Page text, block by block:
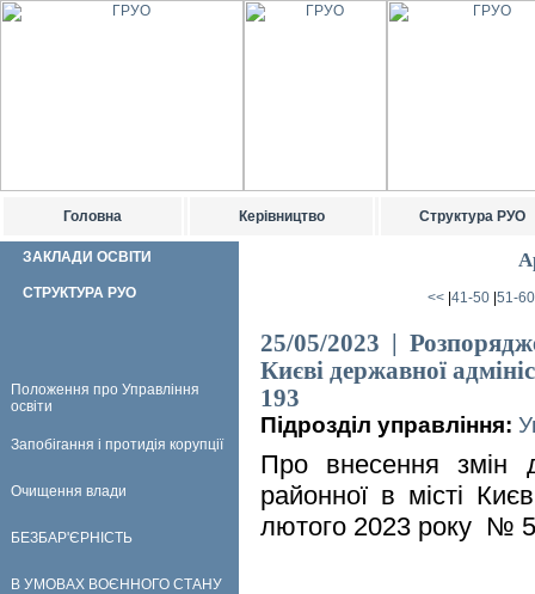
Головна Керівництво Структура РУО
ЗАКЛАДИ ОСВІТИ
СТРУКТУРА РУО
Положення про Управління
освіти
Запобігання і протидія корупції
Очищення влади
БЕЗБАР'ЄРНІСТЬ
В УМОВАХ ВОЄННОГО СТАНУ
<<| 41-50| 51-60
25/05/2023 |
Києві державної
193
Підрозділ управління:
Про внесення змін
районної в місті
лютого 2023 року №